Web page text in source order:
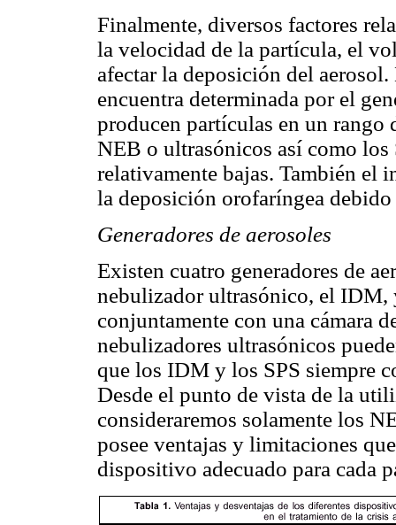
Finalmente, diversos factores
la velocidad de la partícula, el
afectar la deposición del
encuentra determinada por el
producen partículas en un rango
NEB o ultrasónicos así como los
relativamente bajas. También el
la deposición orofaríngea
Generadores de aerosoles
Existen cuatro generadores de
nebulizador ultrasónico, el IDM,
conjuntamente con una cámara
nebulizadores ultrasónicos
que los IDM y los SPS siempre
Desde el punto de vista de la
consideraremos solamente los
posee ventajas y limitaciones
dispositivo adecuado para cada